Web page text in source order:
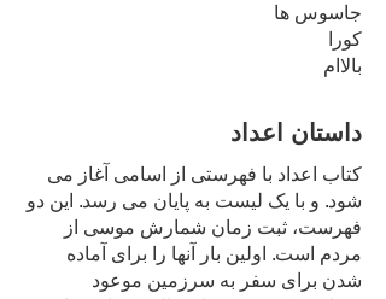
جاسوس ها
کورا
بالاام
داستان اعداد
کتاب اعداد با فهرستی از اسامی آغاز می
شود. و با یک لیست به پایان می رسد. این دو
فهرست، ثبت زمان شمارش موسی از
مردم است. اولین بار آنها را برای آماده
شدن برای سفر به سرزمین موعود